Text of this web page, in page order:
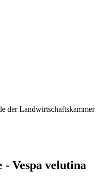
der Landwirtschaftskammer
- Vespa velutina